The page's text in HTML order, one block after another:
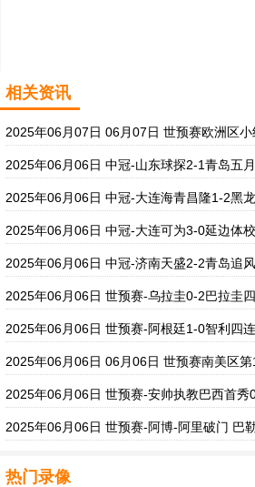
相关资讯
2025年06月07日 06月07日 世预赛欧洲区
利 进球视频
2025年06月06日 中冠-山东球探2-1青岛五
杀
2025年06月06日 中冠-大连海青昌隆1-2黑
胜
2025年06月06日 中冠-大连可为3-0延边体
2025年06月06日 中冠-济南天盛2-2青岛追
闯关
2025年06月06日 世预赛-乌拉圭0-2巴拉圭
暂升第3
2025年06月06日 世预赛-阿根廷1-0智利四
梅西替补登场
2025年06月06日 06月06日 世预赛南美区
2025年06月06日 世预赛-安帅执教巴西首秀
破门良机
2025年06月06日 世预赛-阿博-阿里破门 巴
热门录像